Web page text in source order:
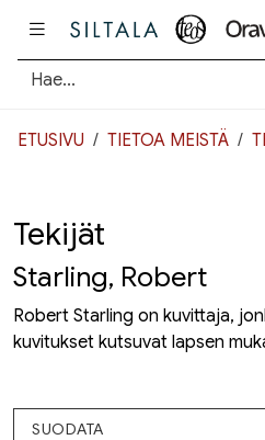
ETUSIVU TIETOA MEISTÄ
Tekijät
Starling, Robert
Robert Starling on kuvittaja,
kuvitukset kutsuvat lapsen
SUODATA